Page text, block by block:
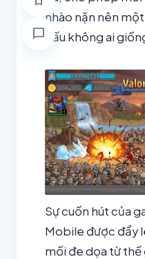
chat_bubble
nhào nặn nên
đấu không ai
Sự cuốn hút của
Mobile được đẩy
mối đe dọa từ